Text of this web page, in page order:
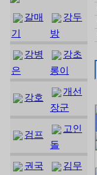
갈매
기
강두
방
강병
은
강초
롱이
강호
개선
장군
검프
고인
돌
권국
김무